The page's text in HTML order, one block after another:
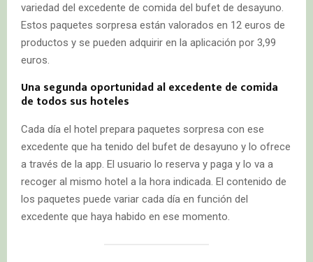
variedad del excedente de comida del bufet de desayuno.
Estos paquetes sorpresa están valorados en 12 euros de
productos y se pueden adquirir en la aplicación por 3,99
euros.
Una segunda oportunidad al excedente de comida
de todos sus hoteles
Cada día el hotel prepara paquetes sorpresa con ese
excedente que ha tenido del bufet de desayuno y lo ofrece
a través de la app. El usuario lo reserva y paga y lo va a
recoger al mismo hotel a la hora indicada. El contenido de
los paquetes puede variar cada día en función del
excedente que haya habido en ese momento.